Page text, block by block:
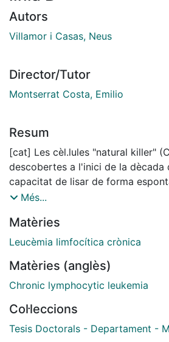
Autors
Villamor i Casas, Neus
Director/Tutor
Montserrat Costa, Emilio
Resum
[cat] Les cèl.lules "natural killer"
descobertes a l'inici de la dècada
capacitat de lisar de forma
tumorals. Estudis realitzats
continguda en els limfòcits grans
sang perifèrica (SP) i que
CD56.La funció de les CNK dintre
molt àmplia. Controla el
regula el creixement de la "stem
participa en el rebuig d'empelts i
Més...
Matèries
Leucèmia limfocítica crònica
Matèries (anglès)
Chronic lymphocytic leukemia
Col·leccions
Tesis Doctorals - Departament -